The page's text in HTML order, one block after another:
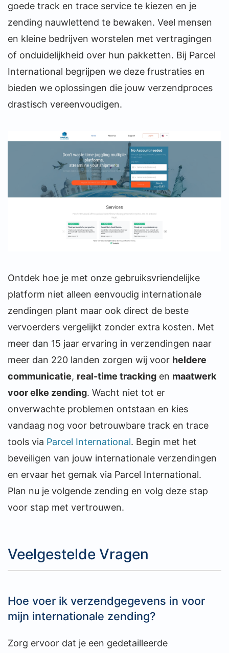
goede track en trace service te kiezen en je
zending nauwlettend te bewaken. Veel mensen
en kleine bedrijven worstelen met vertragingen
of onduidelijkheid over hun pakketten. Bij Parcel
International begrijpen we deze frustraties en
bieden we oplossingen die jouw verzendproces
drastisch vereenvoudigen.
Ontdek hoe je met onze gebruiksvriendelijke
platform niet alleen eenvoudig internationale
zendingen plant maar ook direct de beste
vervoerders vergelijkt zonder extra kosten. Met
meer dan 15 jaar ervaring in verzendingen naar
meer dan 220 landen zorgen wij voor heldere
communicatie, real-time tracking en maatwerk
voor elke zending. Wacht niet tot er
onverwachte problemen ontstaan en kies
vandaag nog voor betrouwbare track en trace
tools via Parcel International. Begin met het
beveiligen van jouw internationale verzendingen
en ervaar het gemak via Parcel International.
Plan nu je volgende zending en volg deze stap
voor stap met vertrouwen.
Veelgestelde Vragen
Hoe voer ik verzendgegevens in voor
mijn internationale zending?
Zorg ervoor dat je een gedetailleerde